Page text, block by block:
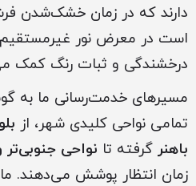
دارند که در زمان خشک‌شدن
است در معرض نور غیرمستقیم
درخشندگی و ثبات رنگ کمک
مسیرهای خدمت‌رسانی ما به
تمامی نواحی کلیدی شهر، از
باهنر گرفته تا نواحی
زمان انتظار پوشش می‌دهند.